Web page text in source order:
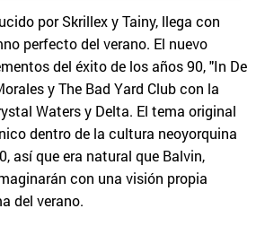
por Skrillex y Tainy, llega con
perfecto del verano. El nuevo
del éxito de los años 90, "In De
y The Bad Yard Club con la
Waters y Delta. El tema original
dentro de la cultura neoyorquina
así que era natural que Balvin,
con una visión propia
del verano.